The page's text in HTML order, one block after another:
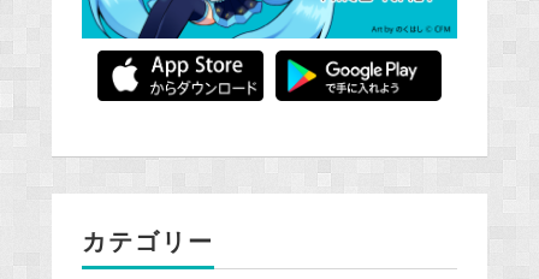
カテゴリー